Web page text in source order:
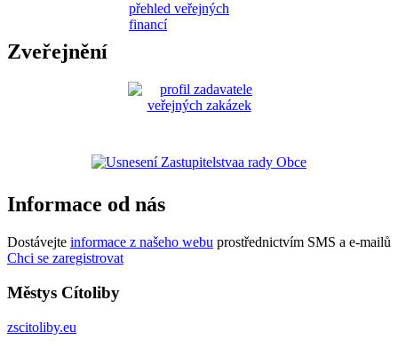
Zveřejnění
Informace od nás
Dostávejte informace z našeho webu prostřednictvím SMS a e-mailů
Chci se zaregistrovat
Městys Cítoliby
zscitoliby.eu